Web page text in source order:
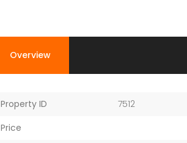
Overview
Property ID
7512
Price